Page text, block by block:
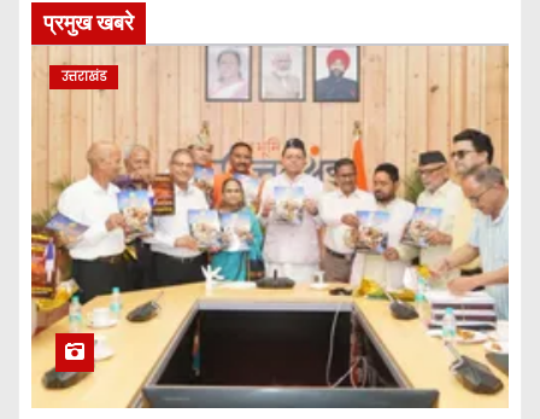
प्रमुख खबरे
उत्तराखंड